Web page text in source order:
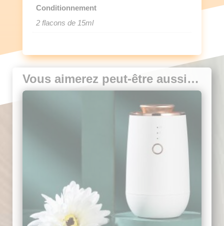
Conditionnement
2 flacons de 15ml
Vous aimerez peut-être aussi…